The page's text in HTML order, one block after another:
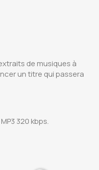
de musiques à
un titre qui passera
320 kbps.